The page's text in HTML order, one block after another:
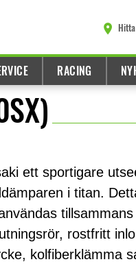
RACING
ett sportigare
i titan.
rostfritt
kolfiberklämma